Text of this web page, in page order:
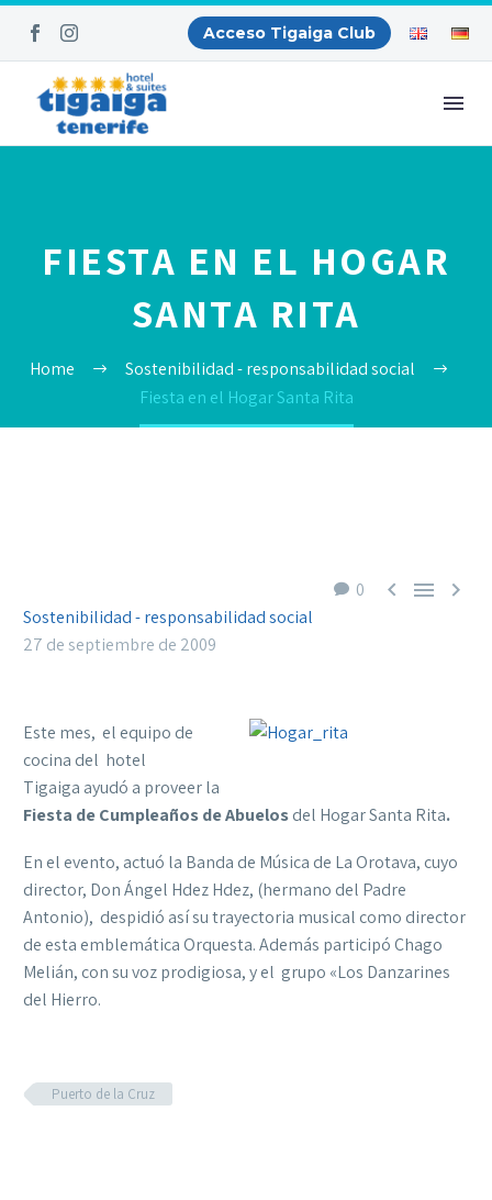
Acceso Tigaiga Club
FIESTA EN EL HOGAR
SANTA RITA
Home
Sostenibilidad - responsabilidad social
Fiesta en el Hogar Santa Rita
0   
Sostenibilidad - responsabilidad social
27 de septiembre de 2009
Este mes, el equipo de
cocina del hotel
Tigaiga ayudó a proveer la
Fiesta de Cumpleaños de Abuelosdel Hogar Santa Rita.
En el evento, actuó la Banda de Música de La Orotava, cuyo
director, Don Ángel Hdez Hdez, (hermano del Padre
Antonio), despidió así su trayectoria musical como director
de esta emblemática Orquesta. Además participó Chago
Melián, con su voz prodigiosa, y el grupo «Los Danzarines
del Hierro.
Puerto de la Cruz